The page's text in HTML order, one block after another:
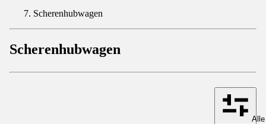
Scherenhubwagen
Scherenhubwagen